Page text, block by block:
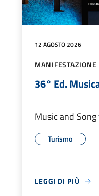
12 AGOSTO 2026
36° Ed.
Music and
Turismo
LEGGI DI PIÙ